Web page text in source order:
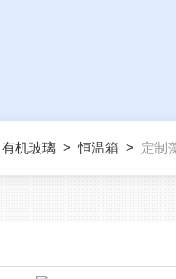
有机玻璃 >恒温箱 > 定制​